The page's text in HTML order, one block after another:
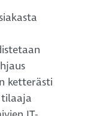
ketterästi